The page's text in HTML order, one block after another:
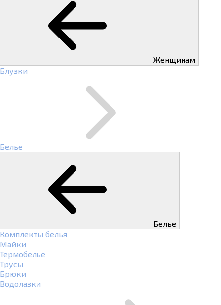
Женщинам
Блузки
Белье
Белье
Комплекты белья
Майки
Термобелье
Трусы
Брюки
Водолазки